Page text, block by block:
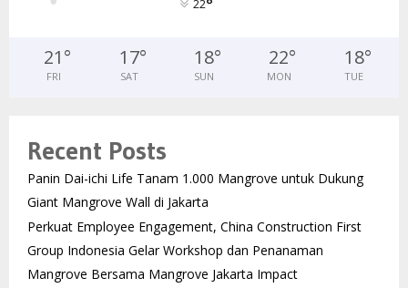
22
21°
FRI
17°
SAT
18°
SUN
22°
MON
18°
TUE
Recent Posts
Panin Dai-ichi Life Tanam 1.000 Mangrove untuk Dukung
Giant Mangrove Wall di Jakarta
Perkuat Employee Engagement, China Construction First
Group Indonesia Gelar Workshop dan Penanaman
Mangrove Bersama Mangrove Jakarta Impact